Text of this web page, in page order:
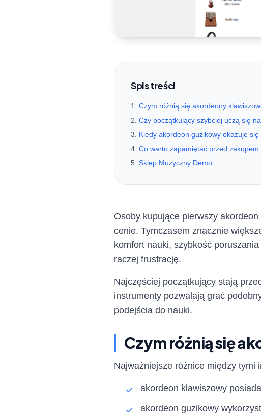
Spis treści
Czym różnią się akordeony
Czy początkujący szybciej uczą się
Kiedy akordeon guzikowy okazuje
Co warto zapamiętać przed
Sklep Muzyczny Demo
Osoby kupujące pierwszy
cenie. Tymczasem znacznie
komfort nauki, szybkość
raczej frustrację.
Najczęściej początkujący stają
instrumenty pozwalają grać
podejścia do nauki.
Czym różnią się
Najważniejsze różnice między tymi
akordeon klawiszowy
akordeon guzikowy